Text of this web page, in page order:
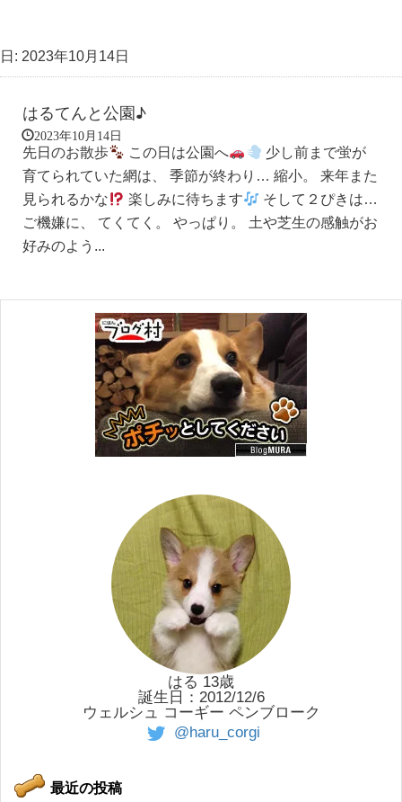
日: 2023年10月14日
はるてんと公園♪
2023年10月14日
先日のお散歩 この日は公園へ
少し前まで蛍が
育てられていた網は、 季節が終わり… 縮小。 来年また
見られるかな
楽しみに待ちます
そして２ぴきは…
ご機嫌に、 てくてく。 やっぱり。 土や芝生の感触がお
好みのよう...
はる 13歳
誕生日：2012/12/6
ウェルシュ コーギー ペンブローク
@haru_corgi
最近の投稿